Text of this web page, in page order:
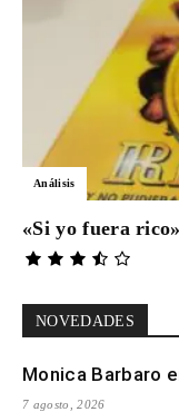
Análisis
«Si yo fuera
NOVEDADES
Monica Barbaro
7 agosto, 2026